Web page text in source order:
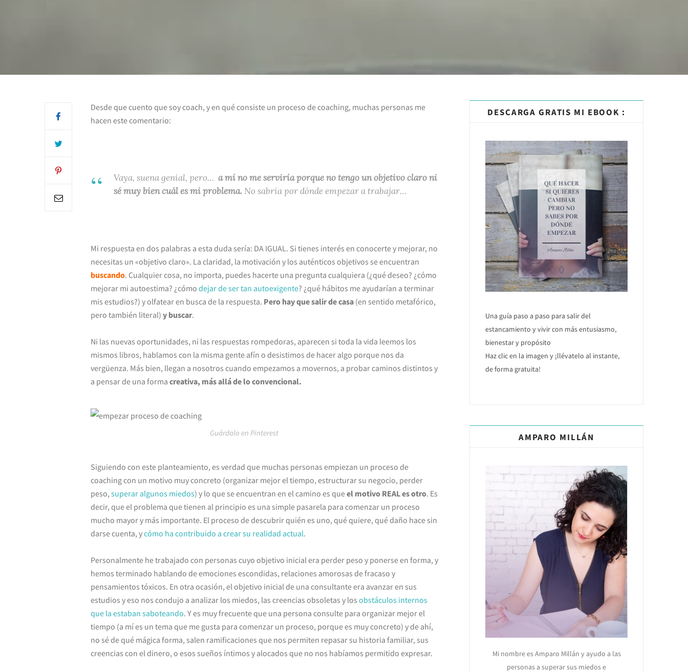
Desde que cuento que soy coach, y en qué consiste un proceso de coaching, muchas personas me
hacen este comentario:
Vaya, suena genial, pero… a mí no me serviría porque no tengo un objetivo claro ni
sé muy bien cuál es mi problema. No sabría por dónde empezar a trabajar…
Mi respuesta en dos palabras a esta duda sería: DA IGUAL. Si tienes interés en conocerte y mejorar, no
necesitas un «objetivo claro». La claridad, la motivación y los auténticos objetivos se encuentran
buscando. Cualquier cosa, no importa, puedes hacerte una pregunta cualquiera (¿qué deseo? ¿cómo
mejorar mi autoestima? ¿cómo dejar de ser tan autoexigente? ¿qué hábitos me ayudarían a terminar
mis estudios?) y olfatear en busca de la respuesta. Pero hay que salir de casa (en sentido metafórico,
pero también literal) y buscar.
Ni las nuevas oportunidades, ni las respuestas rompedoras, aparecen si toda la vida leemos los
mismos libros, hablamos con la misma gente afín o desistimos de hacer algo porque nos da
vergüenza. Más bien, llegan a nosotros cuando empezamos a movernos, a probar caminos distintos y
a pensar de una forma creativa, más allá de lo convencional.
Guárdalo en Pinterest
Siguiendo con este planteamiento, es verdad que muchas personas empiezan un proceso de
coaching con un motivo muy concreto (organizar mejor el tiempo, estructurar su negocio, perder
peso, superar algunos miedos) y lo que se encuentran en el camino es queel motivo REAL es otro. Es
decir, que el problema que tienen al principio es una simple pasarela para comenzar un proceso
mucho mayor y más importante. El proceso de descubrir quién es uno, qué quiere, qué daño hace sin
darse cuenta, ycómo ha contribuido a crear su realidad actual.
Personalmente he trabajado con personas cuyo objetivo inicial era perder peso y ponerse en forma, y
hemos terminado hablando de emociones escondidas, relaciones amorosas de fracaso y
pensamientos tóxicos. En otra ocasión, el objetivo inicial de una consultante era avanzar en sus
estudios y eso nos condujo a analizar los miedos, las creencias obsoletas y los obstáculos internos
que la estaban saboteando. Y es muy frecuente que una persona consulte para organizar mejor el
tiempo (a mí es un tema que me gusta para comenzar un proceso, porque es muy concreto) y de ahí,
no sé de qué mágica forma, salen ramificaciones que nos permiten repasar su historia familiar, sus
creencias con el dinero, o esos sueños íntimos y alocados que no nos habíamos permitido expresar.
DESCARGA GRATIS MI EBOOK :
Una guía paso a paso para salir del
estancamiento y vivir con más entusiasmo,
bienestar y propósito
Haz clic en la imagen y ¡llévatelo al instante,
de forma gratuita!
AMPARO MILLÁN
Mi nombre es Amparo Millán y ayudo a las
personas a superar sus miedos e